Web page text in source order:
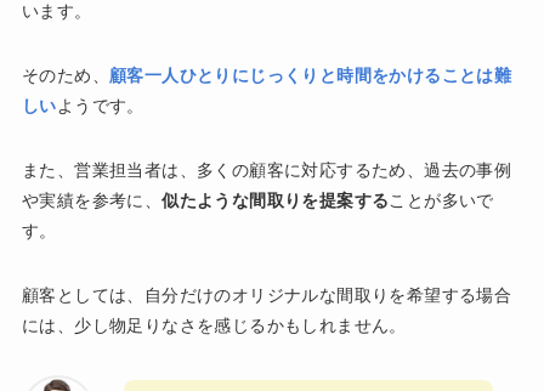
います。
そのため、 顧客一人ひとりにじっくりと時間をかけることは難
しいようです。
また、営業担当者は、多くの顧客に対応するため、過去の事例
や実績を参考に、似たような間取りを提案することが多いで
す。
顧客としては、自分だけのオリジナルな間取りを希望する場合
には、少し物足りなさを感じるかもしれません。